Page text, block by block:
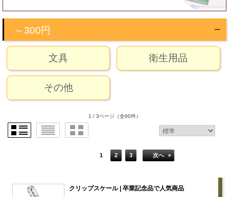
～50,000円 50,001円～
～300円
文具
その他
衛生用品
1 / 3ページ （全60件）
1 2 3 次へ
クリップスケール | 卒業記念品で人気商品